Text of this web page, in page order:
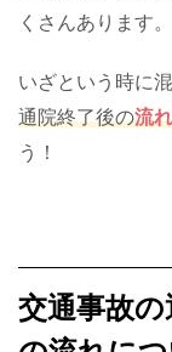
くさんあります。
いざという時に
通院終了後の流れ
う！
交通事故